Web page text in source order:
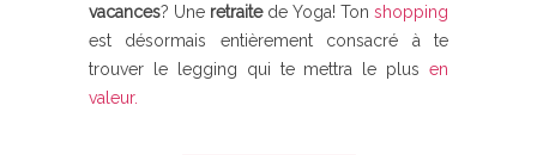
vacances? Une retraitede Yoga! Ton shopping
est désormais entièrement consacré à te
trouver le legging qui te mettra le plus en
valeur.